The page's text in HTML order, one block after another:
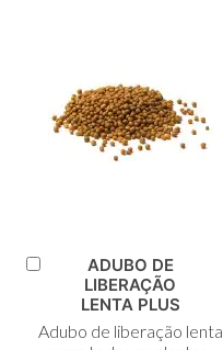
Adicionar
ADUBO DE
LIBERAÇÃO
LENTA PLUS
Adubo de liberação lenta